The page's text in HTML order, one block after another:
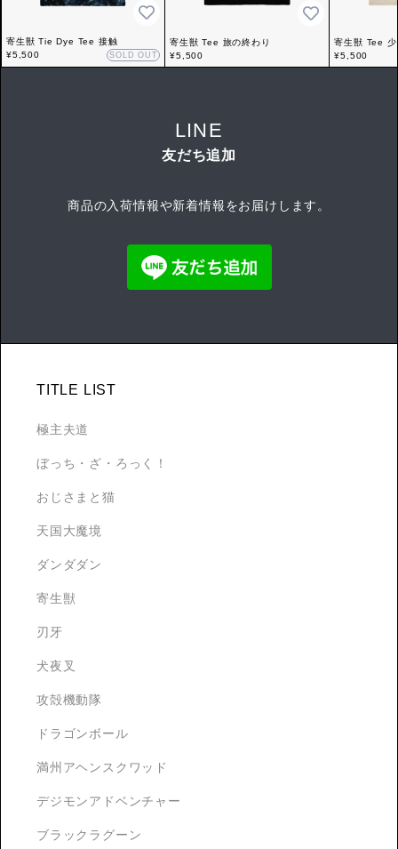
寄生獣 Tie Dye Tee 接触
¥5,500
SOLD OUT
寄生獣 Tee 旅の終わり
¥5,500
寄生獣 Tee 少
¥5,500
LINE
友だち追加
商品の入荷情報や新着情報をお届けします。
TITLE LIST
極主夫道
ぼっち・ざ・ろっく！
おじさまと猫
天国大魔境
ダンダダン
寄生獣
刃牙
犬夜叉
攻殻機動隊
ドラゴンボール
満州アヘンスクワッド
デジモンアドベンチャー
ブラックラグーン